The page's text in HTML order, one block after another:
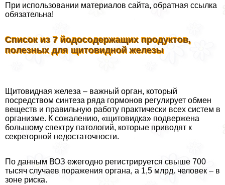
При использовании материалов сайта, обратная ссылка
обязательна!
Список из 7 йодосодержащих продуктов,
полезных для щитовидной железы
Щитовидная железа – важный орган, который
посредством синтеза ряда гормонов регулирует обмен
веществ и правильную работу пpaктически всех систем в
организме. К сожалению, «щитовидка» подвержена
большому спектру патологий, которые приводят к
секреторной недостаточности.
По данным ВОЗ ежегодно регистрируется свыше 700
тысяч случаев поражения органа, а 1,5 млрд. человек – в
зоне риска.